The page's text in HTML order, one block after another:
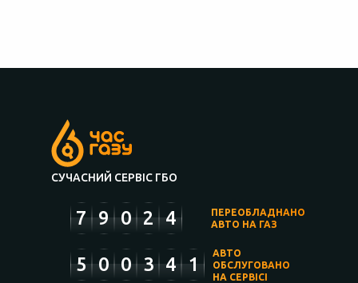
СУЧАСНИЙ СЕРВІС ГБО
7 9 0 2 4
ПЕРЕОБЛАДНАНО
АВТО НА ГАЗ
5 0 0 3 4 1
АВТО
ОБСЛУГОВАНО
НА СЕРВІСІ